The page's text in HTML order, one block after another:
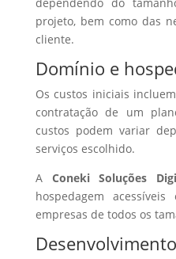
projeto, bem como das
cliente.
Domínio e
Os custos iniciais
contratação de um
custos podem variar
serviços escolhido.
A Coneki Soluções
hospedagem
empresas de todos os